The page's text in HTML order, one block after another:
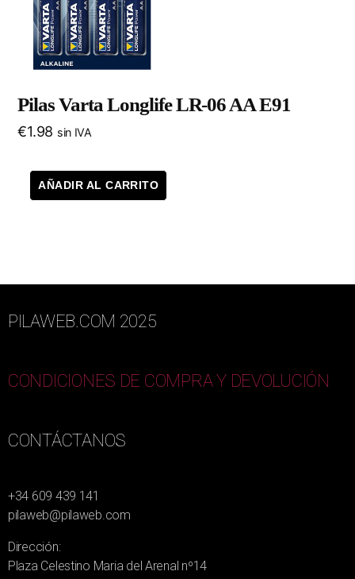
Pilas Varta Longlife LR-06 AA E91
€1.98 sin IVA
AÑADIR AL CARRITO
PILAWEB.COM 2025
CONDICIONES DE COMPRA Y DEVOLUCIÓN
CONTÁCTANOS
+34 609 439 141
pilaweb@pilaweb.com
Dirección:
Plaza Celestino Maria del Arenal nº14